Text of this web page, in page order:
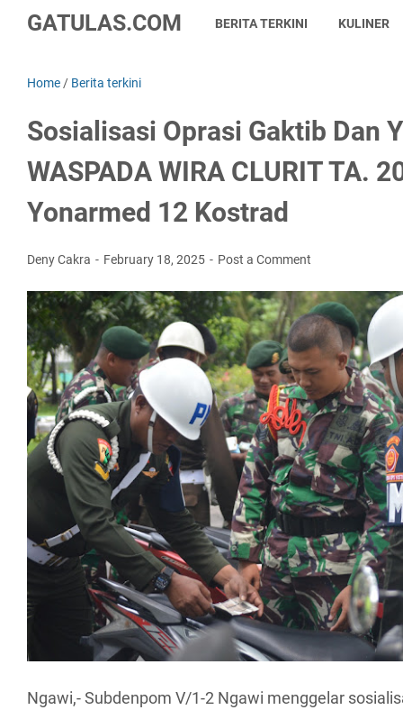
GATULAS.COM BERITA TERKINI KULINER
Home / Berita terkini
Sosialisasi Oprasi Gaktib Dan
WASPADA WIRA CLURIT TA.
Yonarmed 12 Kostrad
Deny Cakra February 18, 2025 Post a Comment
Ngawi,- Subdenpom V/1-2 Ngawi menggelar